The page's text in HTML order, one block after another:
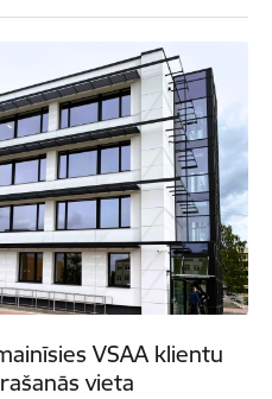
VSAA klientu
vieta